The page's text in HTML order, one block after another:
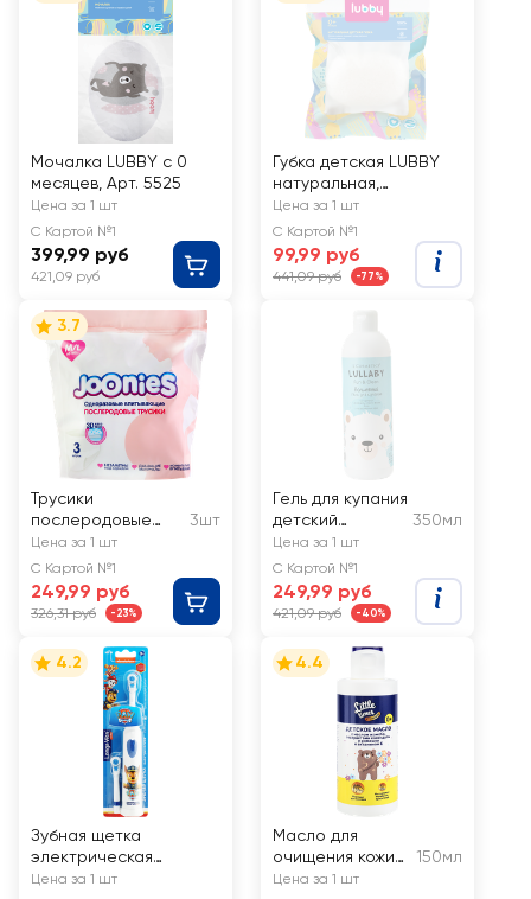
Мочалка LUBBY с 0
месяцев, Арт. 5525
Цена за 1 шт
С Картой №1
399,99 руб
421,09 руб
Губка детская LUBBY
натуральная,
конжаковая, Арт. 11382
Цена за 1 шт
С Картой №1
99,99 руб
441,09 руб -77%
3.7
Трусики
послеродовые
одноразовые
JOONIES размер
M/L, 60–105см
3шт
Цена за 1 шт
С Картой №1
249,99 руб
326,31 руб -23%
Гель для купания
детский
L'COSMETICS
Lullaby
Волшебный, с 3
лет
350мл
Цена за 1 шт
С Картой №1
249,99 руб
421,09 руб -40%
4.2
Зубная щетка
электрическая
детская LONGA VITA
Цена за 1 шт
4.4
Масло для
очищения кожи
детское LITTLE
150мл
Цена за 1 шт